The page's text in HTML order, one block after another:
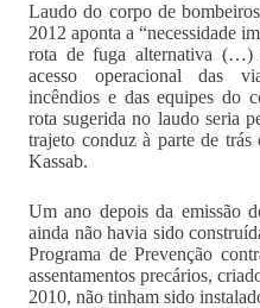
Laudo do corpo de
2012 aponta a “necessidade
rota de fuga alternativa
acesso operacional das
incêndios e das equipes do
rota sugerida no laudo seria
trajeto conduz à parte de
Kassab.
Um ano depois da emissão
ainda não havia sido
Programa de Prevenção
assentamentos precários,
2010, não tinham sido